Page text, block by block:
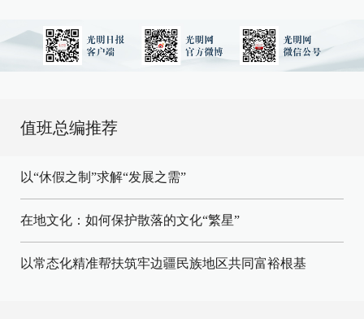
值班总编推荐
以“休假之制”求解“发展之需”
在地文化：如何保护散落的文化“繁星”
以常态化精准帮扶筑牢边疆民族地区共同富裕根基